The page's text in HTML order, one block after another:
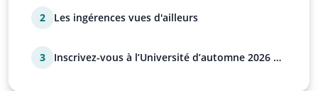
2 Les ingérences vues d'ailleurs
3
Inscrivez-vous à l’Université d’automne 2026 de